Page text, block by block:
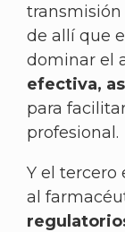
transmisión
de allí que
dominar el
efectiva,
para
profesional.
Y el tercero
al